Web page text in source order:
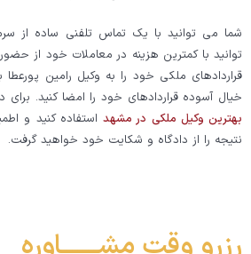
شما می توانید با یک تماس تلفنی ساده از
توانید با کمترین هزینه در معاملات خود از
قراردادهای ملکی خود را به وکیل رامین پورعطا
خیال آسوده قراردادهای خود را امضا کنید.
بهترین وکیل ملکی در مشهد استفاده کنید و
نتیجه را از دادگاه و شکایت خود خواهید گرفت.